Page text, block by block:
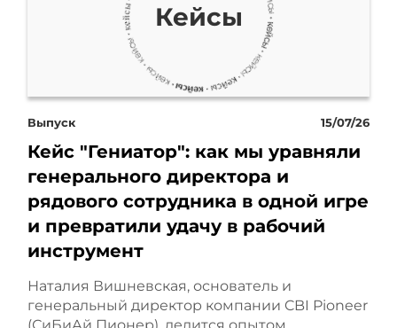
этом реклама попадала
точно в цель, к тем, кто
искал нужный препарат.
Результат оказался
сильнее, чем мы
рассчитывали.
Доходность от этих
компаний выросла более
чем в 2000% за год, а доля
Кейсы
Выпуск 15/07/26
Кейс "Гениатор": как мы уравняли
генерального директора и
рядового сотрудника в одной игре
и превратили удачу в рабочий
инструмент
Наталия Вишневская, основатель и
генеральный директор компании CBI Pioneer